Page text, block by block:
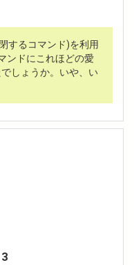
するコマンド)を利用
ンドにこれほどの愛
しょうか。いや、い